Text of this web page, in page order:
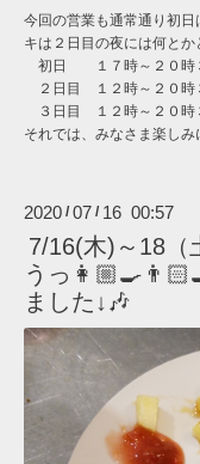
今回の営業も通常通り初
キは２日目の夜には何とか
初日 １７時～２０時
２日目 １２時～２０時
３日目 １２時～２０時
それでは、みなさま楽し
2020 / 07 / 16 00:57
7/16(木)～18（
うっ
ました↓🎶